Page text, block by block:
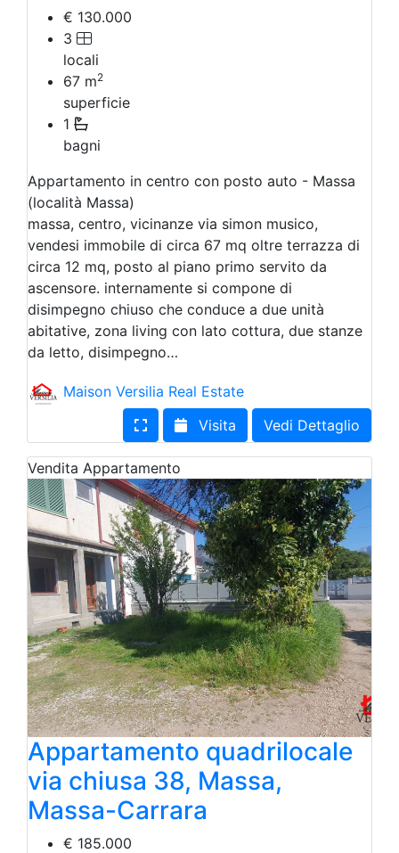
€ 130.000
3
locali
67 m2
superficie
1
bagni
Appartamento in centro con posto auto - Massa
(località Massa)
massa, centro, vicinanze via simon musico,
vendesi immobile di circa 67 mq oltre terrazza di
circa 12 mq, posto al piano primo servito da
ascensore. internamente si compone di
disimpegno chiuso che conduce a due unità
abitative, zona living con lato cottura, due stanze
da letto, disimpegno…
Maison Versilia Real Estate
Visita
Vedi Dettaglio
Vendita Appartamento
Appartamento quadrilocale
via chiusa 38, Massa,
Massa-Carrara
€ 185.000